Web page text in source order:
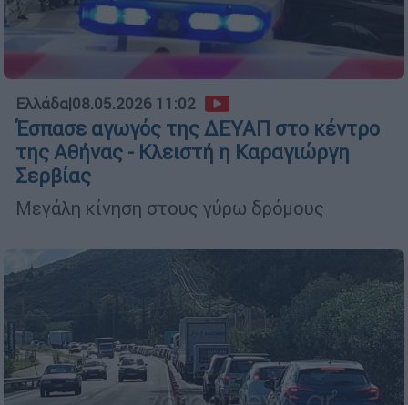
Ελλάδα|08.05.2026 11:02
Έσπασε αγωγός της ΔΕΥΑΠ στο κέντρο
της Αθήνας - Κλειστή η Καραγιώργη
Σερβίας
Μεγάλη κίνηση στους γύρω δρόμους